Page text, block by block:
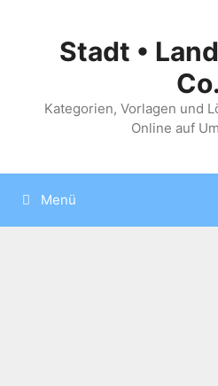
springenStadt •
Co.
Kategorien, Vorlagen und
Online auf
Menü